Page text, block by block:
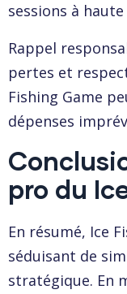
sessions à
Rappel
pertes et
Fishing Game
dépenses
pro du
En résumé, Ice
séduisant de
stratégique. En